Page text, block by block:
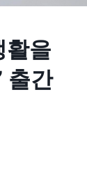
활을
출간